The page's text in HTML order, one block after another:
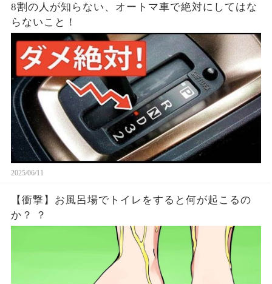
8割の人が知らない、オートマ車で絶対にしてはな
らないこと！
2025/06/11
【衝撃】お風呂場でトイレをすると何が起こるの
か？ ？